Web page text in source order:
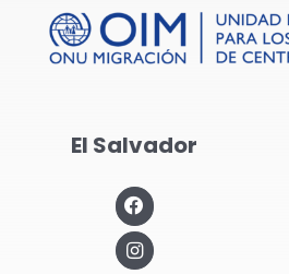
El Salvador